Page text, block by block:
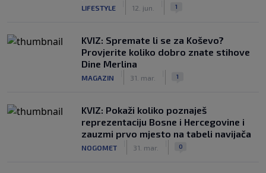
LIFESTYLE 12. jun. 1
KVIZ: Spremate li se za Koševo?
Provjerite koliko dobro znate stihove
Dine Merlina
MAGAZIN 31. mar. 1
KVIZ: Pokaži koliko poznaješ
reprezentaciju Bosne i Hercegovine i
zauzmi prvo mjesto na tabeli navijača
NOGOMET 31. mar. 0